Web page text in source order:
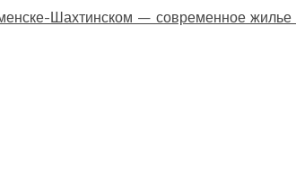
Шахтинском — современное жилье